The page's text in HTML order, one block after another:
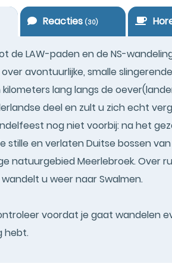
Reacties(30)
de LAW-paden en de NS-
avontuurlijke, smalle
lang langs de
deel en zult u zich echt
nog niet voorbij: na het
stille en verlaten Duitse bossen
natuurgebied Meerlebroek. Over
u weer naar Swalmen.
voordat je gaat wandelen
hebt.